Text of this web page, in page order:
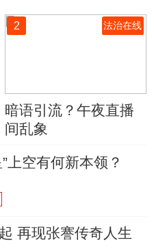
2 法治在线
暗语引流？午夜直播
间乱象
上空有何新本领？
再现张謇传奇人生